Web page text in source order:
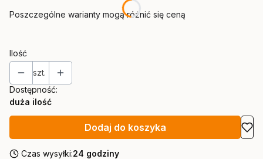
Poszczególne warianty mogą różnić się ceną
Ilość
szt.
Dostępność:
duża ilość
Dodaj do koszyka
Czas wysyłki:24 godziny